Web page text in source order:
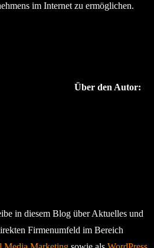
im Internet zu ermöglichen.
Über den Autor:
in diesem Blog über Aktuelles und
Firmenumfeld im Bereich